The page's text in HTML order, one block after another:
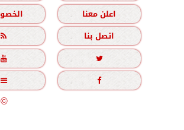
اعلن معنا
اتصل بنا





جميع الحقوق محفوظة©